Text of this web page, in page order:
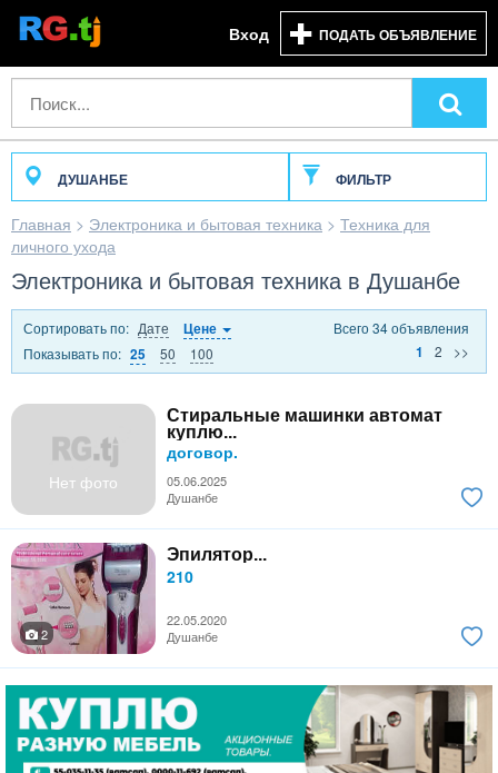
Вход ПОДАТЬ ОБЪЯВЛЕНИЕ
ДУШАНБЕ ФИЛЬТР
Главная > Электроника и бытовая техника > Техника для
личного ухода
Электроника и бытовая техника в Душанбе
Сортировать по: Дате
Цене
Показывать по: 25 50 100
Всего 34 объявления
1
2 >>
Нет фото
Стиральные машинки автомат
куплю...
договор.
05.06.2025
Душанбе
Эпилятор...
210
22.05.2020
2
Душанбе